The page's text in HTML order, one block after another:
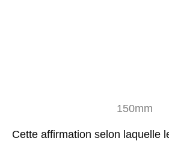
150mm
Cette affirmation selon laquelle